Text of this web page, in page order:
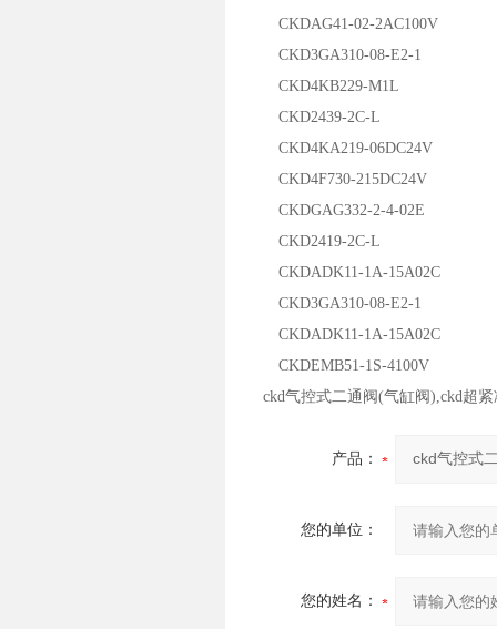
CKDAG41-02-2AC100V
CKD3GA310-08-E2-1
CKD4KB229-M1L
CKD2439-2C-L
CKD4KA219-06DC24V
CKD4F730-215DC24V
CKDGAG332-2-4-02E
CKD2419-2C-L
CKDADK11-1A-15A02C
CKD3GA310-08-E2-1
CKDADK11-1A-15A02C
CKDEMB51-1S-4100V
ckd气控式二通阀(气缸阀),ckd超
产品：
您的单位：
您的姓名：